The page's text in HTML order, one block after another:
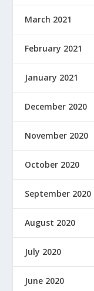
March 2021
February 2021
January 2021
December 2020
November 2020
October 2020
September 2020
August 2020
July 2020
June 2020